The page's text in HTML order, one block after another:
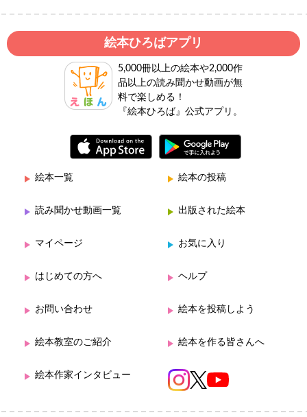
絵本ひろばアプリ
5,000冊以上の絵本や2,000作
品以上の読み聞かせ動画が無
料で楽しめる！
『絵本ひろば』公式アプリ。
絵本一覧 絵本の投稿
読み聞かせ動画一覧 出版された絵本
マイページ お気に入り
はじめての方へ ヘルプ
お問い合わせ 絵本を投稿しよう
絵本教室のご紹介 絵本を作る皆さんへ
絵本作家インタビュー